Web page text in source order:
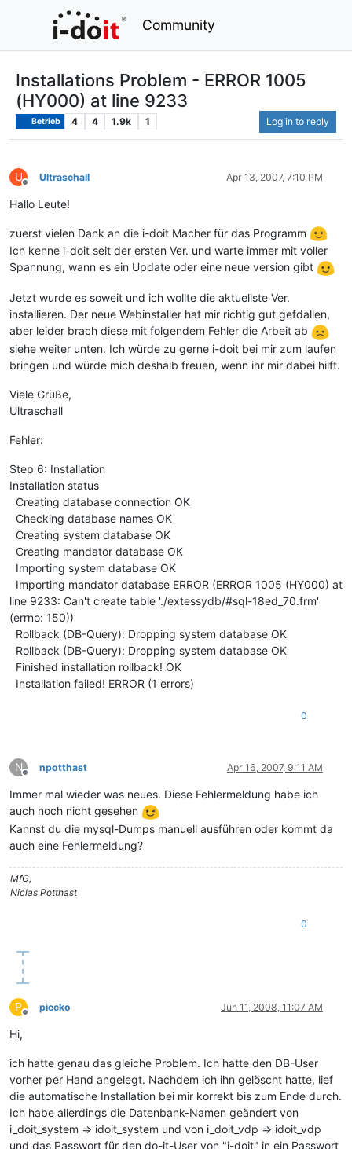
Community
Installations Problem - ERROR 1005
(HY000) at line 9233
Betrieb 4 4 1.9k 1 Log in to reply
U
Offline
Ultraschall Apr 13, 2007, 7:10 PM
Hallo Leute!
zuerst vielen Dank an die i-doit Macher für das Programm
Ich kenne i-doit seit der ersten Ver. und warte immer mit voller
Spannung, wann es ein Update oder eine neue version gibt
Jetzt wurde es soweit und ich wollte die aktuellste Ver.
installieren. Der neue Webinstaller hat mir richtig gut gefdallen,
aber leider brach diese mit folgendem Fehler die Arbeit ab
siehe weiter unten. Ich würde zu gerne i-doit bei mir zum laufen
bringen und würde mich deshalb freuen, wenn ihr mir dabei hilft.
Viele Grüße,
Ultraschall
Fehler:
Step 6: Installation
Installation status
Creating database connection OK
Checking database names OK
Creating system database OK
Creating mandator database OK
Importing system database OK
Importing mandator database ERROR (ERROR 1005 (HY000) at
line 9233: Can't create table './extessydb/#sql-18ed_70.frm'
(errno: 150))
Rollback (DB-Query): Dropping system database OK
Rollback (DB-Query): Dropping system database OK
Finished installation rollback! OK
Installation failed! ERROR (1 errors)
0
N
Offline
npotthast Apr 16, 2007, 9:11 AM
Immer mal wieder was neues. Diese Fehlermeldung habe ich
auch noch nicht gesehen
Kannst du die mysql-Dumps manuell ausführen oder kommt da
auch eine Fehlermeldung?
MfG,
Niclas Potthast
0
P
Offline
piecko Jun 11, 2008, 11:07 AM
Hi,
ich hatte genau das gleiche Problem. Ich hatte den DB-User
vorher per Hand angelegt. Nachdem ich ihn gelöscht hatte, lief
die automatische Installation bei mir korrekt bis zum Ende durch.
Ich habe allerdings die Datenbank-Namen geändert von
i_doit_system => idoit_system und von i_doit_vdp => idoit_vdp
und das Passwort für den do-it-User von "i-doit" in ein Passwort